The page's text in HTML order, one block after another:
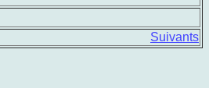
Suivants